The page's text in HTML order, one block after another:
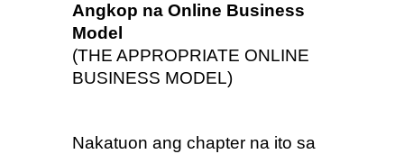
Angkop na Online Business
Model
(THE APPROPRIATE ONLINE
BUSINESS MODEL)
Nakatuon ang chapter na ito sa